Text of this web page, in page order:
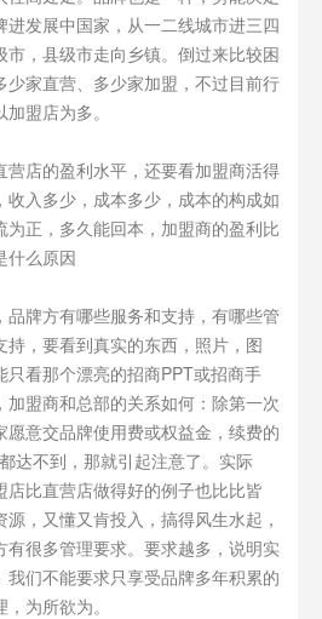
发展中国家，从一二线城市进三四
，县级市走向乡镇。倒过来比较困
少家直营、多少家加盟，不过目前行
盟店为多。
营店的盈利水平，还要看加盟商活得
入多少，成本多少，成本的构成如
正，多久能回本，加盟商的盈利比
什么原因
品牌方有哪些服务和支持，有哪些管
，要看到真实的东西，照片，图
只看那个漂亮的招商PPT或招商手
盟商和总部的关系如何：除第一次
愿意交品牌使用费或权益金，续费的
达不到，那就引起注意了。实际
比直营店做得好的例子也比比皆
，又懂又肯投入，搞得风生水起，
有很多管理要求。要求越多，说明实
我们不能要求只享受品牌多年积累的
为所欲为。